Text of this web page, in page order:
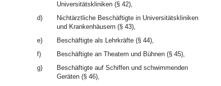
Universitätskliniken (§ 42),
d)
Nichtärztliche Beschäftigte in Universitätskliniken
und Krankenhäusern (§ 43),
e)
Beschäftigte als Lehrkräfte (§ 44),
f)
Beschäftigte an Theatern und Bühnen (§ 45),
g)
Beschäftigte auf Schiffen und schwimmenden
Geräten (§ 46),